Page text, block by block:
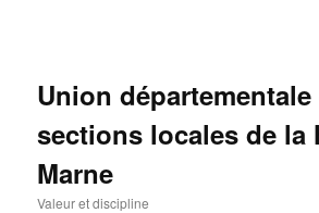
Union départementale
sections locales de la
Marne
Valeur et discipline